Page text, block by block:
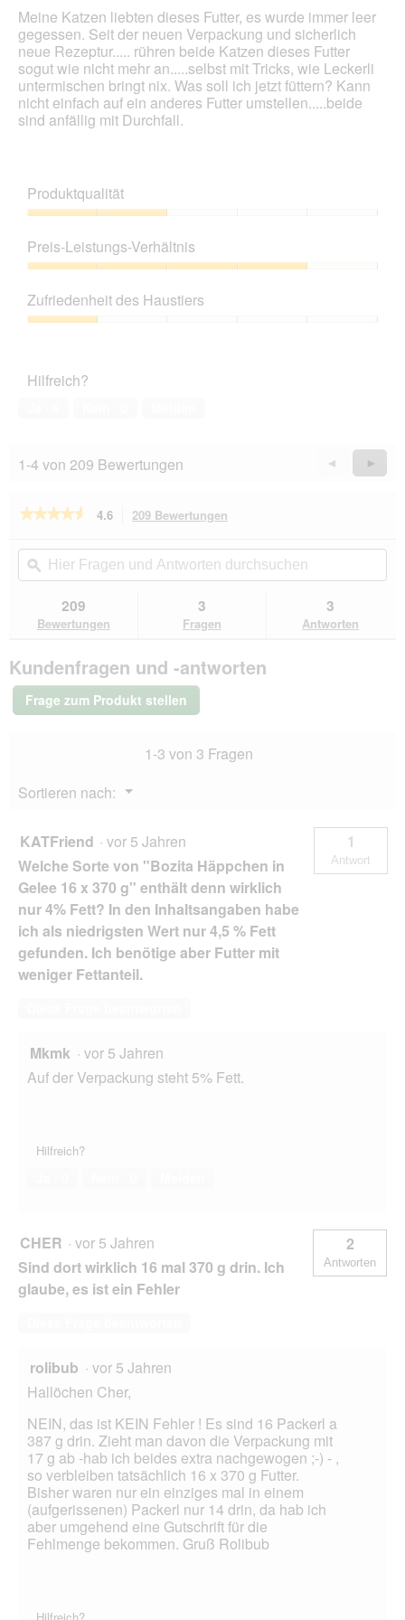
Meine Katzen liebten dieses Futter, es wurde immer leer
gegessen. Seit der neuen Verpackung und sicherlich
neue Rezeptur..... rühren beide Katzen dieses Futter
sogut wie nicht mehr an.....selbst mit Tricks, wie Leckerli
untermischen bringt nix. Was soll ich jetzt füttern? Kann
nicht einfach auf ein anderes Futter umstellen.....beide
sind anfällig mit Durchfall.
Produktqualität
2
von
5
Preis-Leistungs-Verhältnis
Leistungs-
Verhältnis,
4
Zufriedenheit des Haustiers
1
Hilfreich?
1-4 von 209 Bewertungen
Zurück
Reviews
◄
Weiter
►
★★★★★
★★★★★
5
lesen
BOZITA
Gelee
Huhn
4.6 209 Bewertungen
Aktion
navigierst
du
Bewertungen.
Hier
Fragen
und
Antworten
durchsuchen
ϙ
209
Bewertungen
3
Fragen
3
Antworten
Kundenfragen und -antworten
Frage zum Produkt stellen
1-3 von 3 Fragen
Sortieren nach:
▼
Menü
KATFriend · vor 5 Jahren
Welche Sorte von "Bozita Häppchen in
Gelee 16 x 370 g" enthält denn wirklich
nur 4% Fett? In den Inhaltsangaben habe
ich als niedrigsten Wert nur 4,5 % Fett
gefunden. Ich benötige aber Futter mit
weniger Fettanteil.
1
Antwort
Mkmk · vor 5 Jahren
Auf der Verpackung steht 5% Fett.
Hilfreich?
CHER · vor 5 Jahren
Sind dort wirklich 16 mal 370 g drin. Ich
glaube, es ist ein Fehler
2
Antworten
rolibub · vor 5 Jahren
Hallöchen Cher,
NEIN, das ist KEIN Fehler ! Es sind 16 Packerl a
387 g drin. Zieht man davon die Verpackung mit
17 g ab -hab ich beides extra nachgewogen ;-) - ,
so verbleiben tatsächlich 16 x 370 g Futter.
Bisher waren nur ein einziges mal in einem
(aufgerissenen) Packerl nur 14 drin, da hab ich
aber umgehend eine Gutschrift für die
Fehlmenge bekommen. Gruß Rolibub